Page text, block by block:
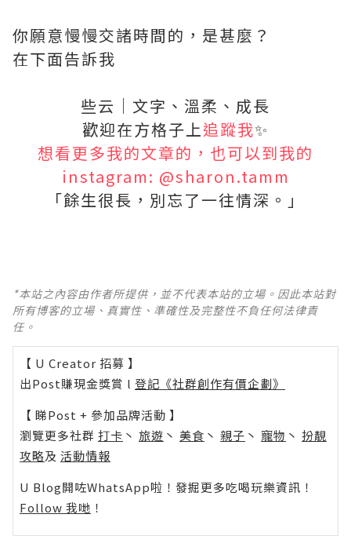
你願意慢慢交諸時間的，是甚麼？
在下面告訴我
些云｜文字、溫柔、成長
歡迎在方格子上追蹤我✨
想看更多我的文章的，也可以到我的
instagram: @sharon.tamm
「餘生很長，別忘了一往情深。」
*本站之內容由作者所提供，並不代表本站的立場。因此本站對
所有博客的立場、真實性、準確性及完整性不負任何法律責
任。
【 U Creator 招募 】
出Post賺現金獎賞 l 登記《社群創作有價企劃》
【 睇Post + 參加品牌活動 】
瀏覽更多社群 打卡 丶 旅遊 丶 美食 丶 親子 丶 寵物 丶 扮靚
攻略及 活動情報
U Blog開咗WhatsApp啦！發掘更多吃喝玩樂資訊！
Follow 我哋 ！